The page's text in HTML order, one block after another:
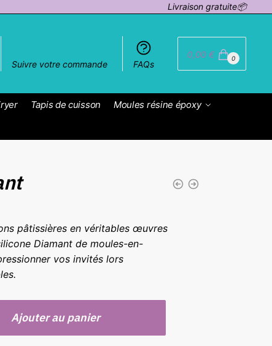
Livraison gratuite📦
Suivre votre commande FAQs
0,00€ 0
Tapis de cuisson
Moules résine époxy
pâtissières en véritables œuvres
Diamant de moules-en-
vos invités lors
Ajouter au panier